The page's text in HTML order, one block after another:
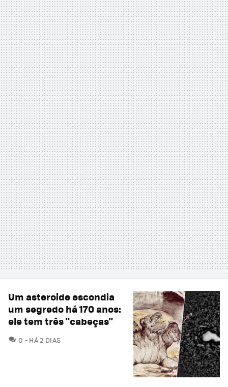
Um asteroide escondia
um segredo há 170 anos:
ele tem três "cabeças"
0 COMENTÁRIOS
HÁ 2 DIAS